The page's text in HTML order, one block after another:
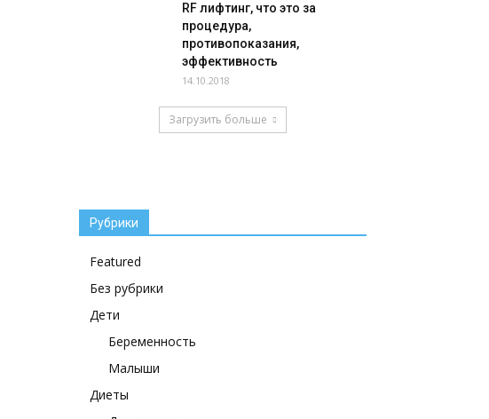
RF лифтинг, что это за
процедура,
противопоказания,
эффективность
14.10.2018
Загрузить больше
Рубрики
Featured
Без рубрики
Дети
Беременность
Малыши
Диеты